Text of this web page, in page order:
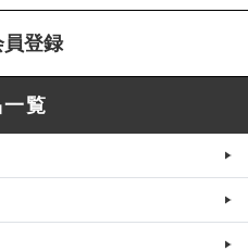
登録
覧